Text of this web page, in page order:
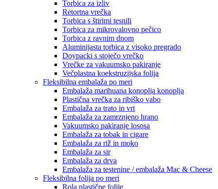
Torbica za izliv
Retortna vrečka
Torbica s štirimi tesnili
Torbica za mikrovalovno pečico
Torbica z ravnim dnom
Aluminijasta torbica z visoko pregrado
Doypacki s stoječo vrečko
Vrečke za vakuumsko pakiranje
Večplastna koekstruzijska folija
Fleksibilna embalaža po meri
Embalaža marihuana konoplja konoplja
Plastična vrečka za ribiško vabo
Embalaža za trato in vrt
Embalaža za zamrznjeno hrano
Vakuumsko pakiranje lososa
Embalaža za tobak in cigare
Embalaža za riž in moko
Embalaža za sir
Embalaža za drva
Embalaža za testenine / embalaža Mac & Cheese
Fleksibilna folija po meri
Rola plastične folije